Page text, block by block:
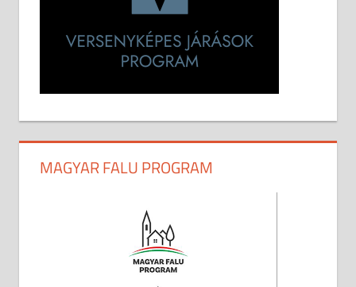
MAGYAR FALU PROGRAM